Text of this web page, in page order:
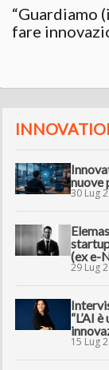
“Guardiamo
fare
nuove
30 Lug
(ex e-
29 Lug
“L’AI
15 Lug